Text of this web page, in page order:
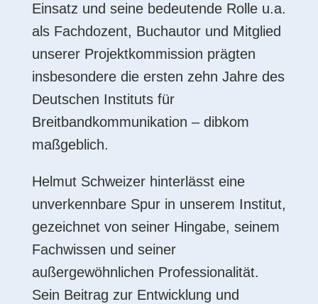
Einsatz und seine bedeutende Rolle u.a.
als Fachdozent, Buchautor und Mitglied
unserer Projektkommission prägten
insbesondere die ersten zehn Jahre des
Deutschen Instituts für
Breitbandkommunikation – dibkom
maßgeblich.
Helmut Schweizer hinterlässt eine
unverkennbare Spur in unserem Institut,
gezeichnet von seiner Hingabe, seinem
Fachwissen und seiner
außergewöhnlichen Professionalität.
Sein Beitrag zur Entwicklung und